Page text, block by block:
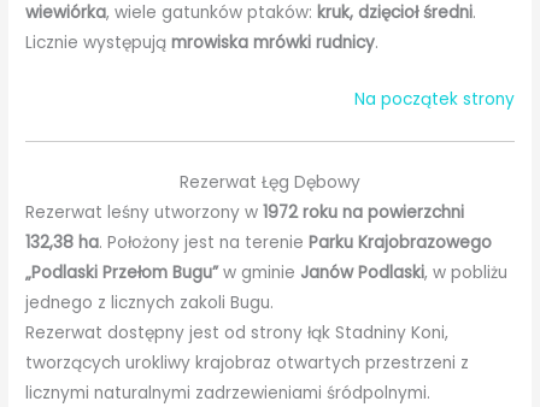
wiewiórka, wiele gatunków ptaków:kruk, dzięcioł średni.
Licznie występująmrowiska mrówki rudnicy.
Na początek strony
Rezerwat Łęg Dębowy
Rezerwat leśny utworzony w1972 roku na powierzchni
132,38 ha. Położony jest na terenieParku Krajobrazowego
„Podlaski Przełom Bugu”w gminie Janów Podlaski, w pobliżu
jednego z licznych zakoli Bugu.
Rezerwat dostępny jest od strony łąk Stadniny Koni,
tworzących urokliwy krajobraz otwartych przestrzeni z
licznymi naturalnymi zadrzewieniami śródpolnymi.